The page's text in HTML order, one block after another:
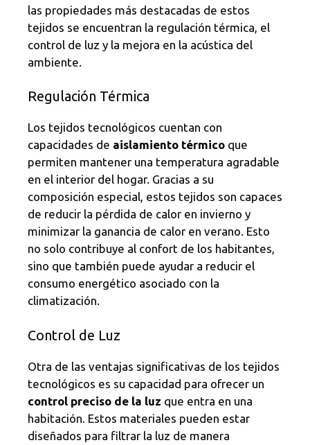
las propiedades más destacadas de estos
tejidos se encuentran la regulación térmica, el
control de luz y la mejora en la acústica del
ambiente.
Regulación Térmica
Los tejidos tecnológicos cuentan con
capacidades de aislamiento térmico que
permiten mantener una temperatura agradable
en el interior del hogar. Gracias a su
composición especial, estos tejidos son capaces
de reducir la pérdida de calor en invierno y
minimizar la ganancia de calor en verano. Esto
no solo contribuye al confort de los habitantes,
sino que también puede ayudar a reducir el
consumo energético asociado con la
climatización.
Control de Luz
Otra de las ventajas significativas de los tejidos
tecnológicos es su capacidad para ofrecer un
control preciso de la luz que entra en una
habitación. Estos materiales pueden estar
diseñados para filtrar la luz de manera